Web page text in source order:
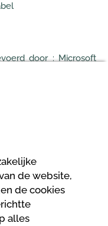
door: Microsoft
Roosevelt, CS
France
de website,
de cookies
alles